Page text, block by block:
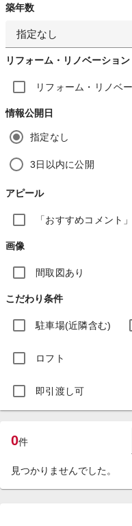
築年数
指定なし
リフォーム・リノベーション
リフォーム・リノベ
情報公開日
指定なし
3日以内に公開
アピール
「おすすめコメント
画像
間取図あり
こだわり条件
駐車場(近隣含む)
ロフト
即引渡し可
0件
見つかりませんでした。